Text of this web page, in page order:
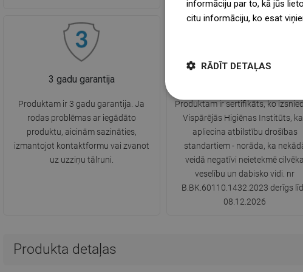
3 gadu garantija
Produktam ir 3 gadu garantija. Ja
rodas problēmas ar iegādāto
produktu, aicinām sazināties,
izmantojot kontaktformu vai zvanot
uz uzziņu tālruni.
Produktam ir sertifikāts, ko
Vispārējās Higiēnas Institūts,
apliecina atbilstību drošības
standartiem - norāda, ka
veidā negatīvi neietekmē cilvēka
veselību un dabisko vidi. nr
B.BK.60110.1432.2023 derīgs
08.12.2026
Produkta detaļas
informāciju par to, kā jūs
citu informāciju, ko esat
RĀDĪT DETAĻAS